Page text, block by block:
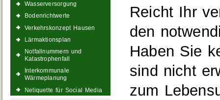
Wasserversorgung
Bodenrichtwerte
Verkehrskonzept Hausen
Lärmaktionsplan
Notfallnummern und
Katastrophenfall
Interkommunale
Wärmeplanung
Netiquette für Social Media
Reicht Ihr
den
Haben Sie
sind nicht
zum